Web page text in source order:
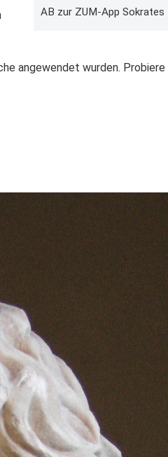
AB zur ZUM-App Sokrates
angewendet wurden. Probiere